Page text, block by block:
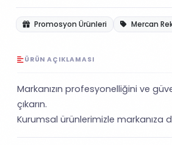
Promosyon Ürünleri Mercan
ÜRÜN AÇIKLAMASI
Markanızın profesyonelliğini ve
çıkarın.
Kurumsal ürünlerimizle markanıza